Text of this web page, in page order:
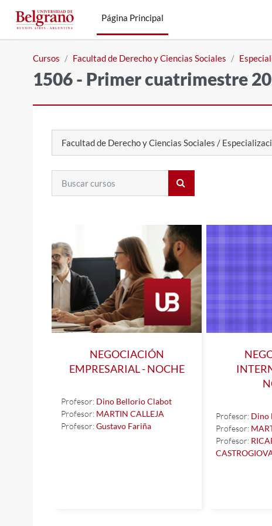
Página Principal
Cursos Facultad de Derecho y Ciencias Sociales
1506 - Primer cuatrimestre
Categorías
Buscar cursos
NEGOCIACIÓN
EMPRESARIAL - NOCHE
Profesor: Dino Bellorio Clabot
Profesor: MARTIN CALLEJA
Profesor:Gustavo Fariña
Profesor: Dino
Profesor:
Profesor: